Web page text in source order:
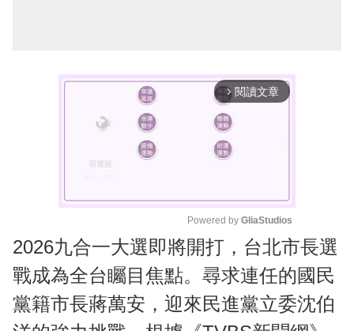
arrow_forward_ios 閱讀文章
M
u
t
e
Powered by GliaStudios
2026九合一大選即將開打，台北市長選
戰成為全台矚目焦點。尋求連任的國民
黨籍市長蔣萬安，迎來民進黨立委沈伯